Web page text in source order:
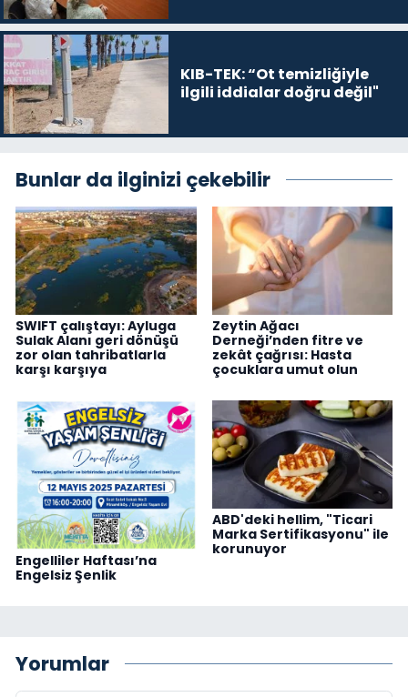
KIB-TEK: “Ot temizliğiyle
ilgili iddialar doğru değil"
Bunlar da ilginizi çekebilir
SWIFT çalıştayı: Ayluga
Sulak Alanı geri dönüşü
zor olan tahribatlarla
karşı karşıya
Zeytin Ağacı
Derneği’nden fitre ve
zekât çağrısı: Hasta
çocuklara umut olun
Engelliler Haftası’na
Engelsiz Şenlik
ABD'deki hellim, "Ticari
Marka Sertifikasyonu" ile
korunuyor
Yorumlar